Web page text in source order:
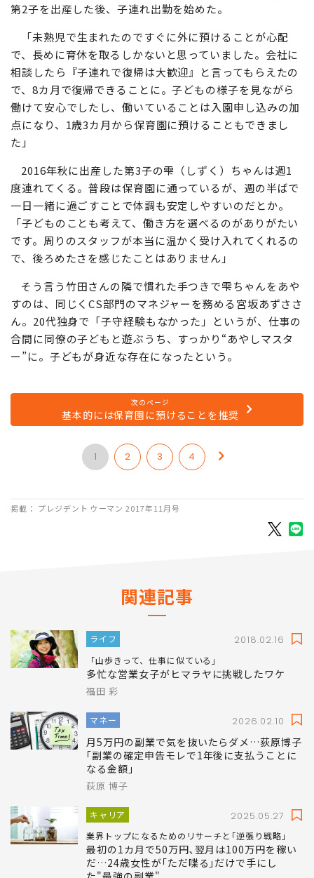
第2子を出産した後、子連れ出勤を始めた。
「未熟児で生まれたのですぐに外に預けることが心配
で、長めに育休を取るしかないと思っていました。会社に
相談したら『子連れで復帰は大歓迎』と言ってもらえたの
で、8カ月で復帰できることに。子どもの様子を見ながら
働けて安心でしたし、働いていることは入園申し込みの加
点になり、1歳3カ月から保育園に預けることもできまし
た」
2016年秋に出産した第3子の雫（しずく）ちゃんは週1
度連れてくる。普段は保育園に通っているが、週の半ばで
一日一緒に過ごすことで体調も安定しやすいのだとか。
「子どものことも考えて、働き方を選べるのがありがたい
です。周りのスタッフが本当に温かく受け入れてくれるの
で、後ろめたさを感じたことはありません」
そう言う竹田さんの隣で慣れた手つきで雫ちゃんをあや
すのは、同じくCS部門のマネジャーを務める宮坂あずささ
ん。20代独身で「子守経験もなかった」というが、仕事の
合間に同僚の子どもと遊ぶうち、すっかり“あやしマスタ
ー”に。子どもが身近な存在になったという。
次のページ
基本的には保育園に預けることを推奨
1 2 3 4
掲載： プレジデント ウーマン 2017年11月号
関連記事
ライフ 2018.02.16
「山歩きって、仕事に似ている」
多忙な営業女子がヒマラヤに挑戦したワケ
福田 彩
マネー 2026.02.10
月5万円の副業で気を抜いたらダメ…荻原博子
｢副業の確定申告モレで1年後に支払うことに
なる金額｣
荻原 博子
キャリア 2025.05.27
業界トップになるためのリサーチと｢逆張り戦略｣
最初の1カ月で50万円､翌月は100万円を稼い
だ…24歳女性が｢ただ喋る｣だけで手にし